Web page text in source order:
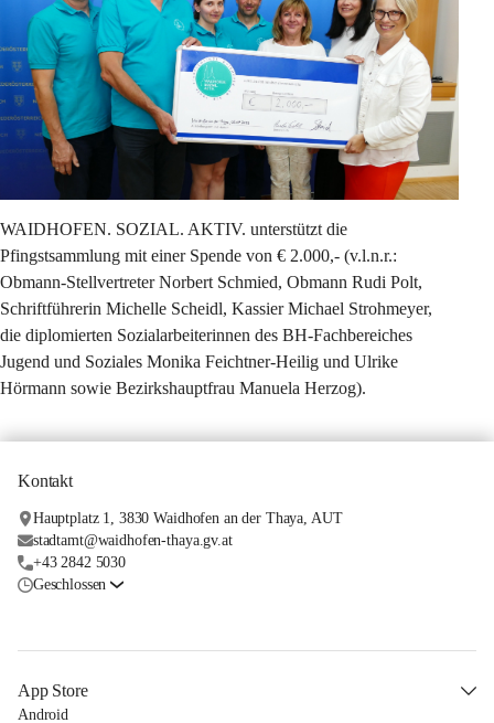
WAIDHOFEN. SOZIAL. AKTIV. unterstützt die
Pfingstsammlung mit einer Spende von € 2.000,- (v.l.n.r.:
Obmann-Stellvertreter Norbert Schmied, Obmann Rudi Polt,
Schriftführerin Michelle Scheidl, Kassier Michael Strohmeyer,
die diplomierten Sozialarbeiterinnen des BH-Fachbereiches
Jugend und Soziales Monika Feichtner-Heilig und Ulrike
Hörmann sowie Bezirkshauptfrau Manuela Herzog).
Kontakt
Hauptplatz 1, 3830 Waidhofen an der Thaya, AUT
stadtamt@waidhofen-thaya.gv.at
+43 2842 5030
Geschlossen
App Store
Android